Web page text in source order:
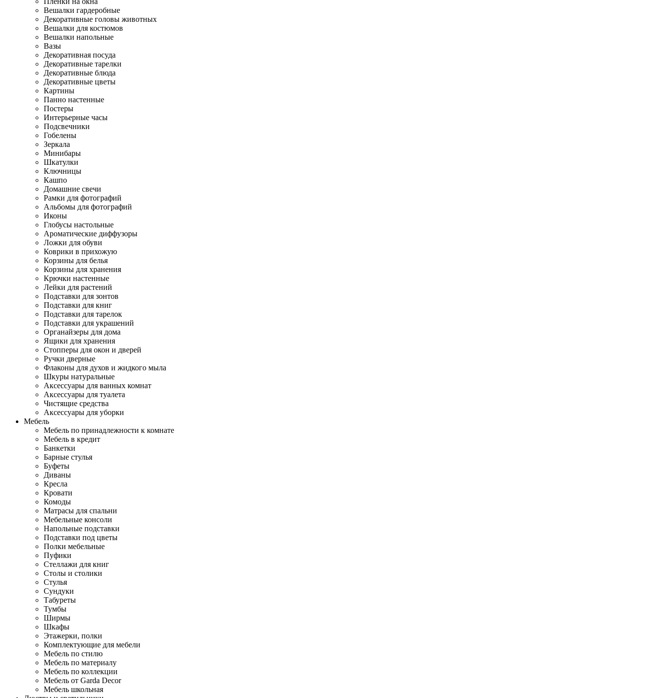
Вешалки гардеробные
Декоративные головы животных
Вешалки для костюмов
Вешалки напольные
Вазы
Декоративная посуда
Декоративные тарелки
Декоративные блюда
Декоративные цветы
Картины
Панно настенные
Постеры
Интерьерные часы
Подсвечники
Гобелены
Зеркала
Минибары
Шкатулки
Ключницы
Кашпо
Домашние свечи
Рамки для фотографий
Альбомы для фотографий
Иконы
Глобусы настольные
Ароматические диффузоры
Ложки для обуви
Коврики в прихожую
Корзины для белья
Корзины для хранения
Крючки настенные
Лейки для растений
Подставки для зонтов
Подставки для книг
Подставки для тарелок
Подставки для украшений
Органайзеры для дома
Ящики для хранения
Стопперы для окон и дверей
Ручки дверные
Флаконы для духов и жидкого мыла
Шкуры натуральные
Аксессуары для ванных комнат
Аксессуары для туалета
Чистящие средства
Аксессуары для уборки
Мебель
Мебель по принадлежности к комнате
Мебель в кредит
Банкетки
Барные стулья
Буфеты
Диваны
Кресла
Кровати
Комоды
Матрасы для спальни
Мебельные консоли
Напольные подставки
Подставки под цветы
Полки мебельные
Пуфики
Стеллажи для книг
Столы и столики
Стулья
Сундуки
Табуреты
Тумбы
Ширмы
Шкафы
Этажерки, полки
Комплектующие для мебели
Мебель по стилю
Мебель по материалу
Мебель по коллекции
Мебель от Garda Decor
Мебель школьная